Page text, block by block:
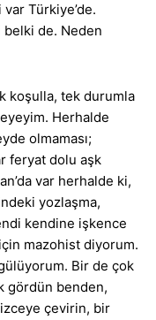
Türkiye’de.
de. Neden
koşulla, tek durumla
Herhalde
olmaması;
feryat dolu aşk
var herhalde ki,
yozlaşma,
kendine işkence
mazohist diyorum.
gülüyorum. Bir de çok
gördün benden,
çevirin, bir